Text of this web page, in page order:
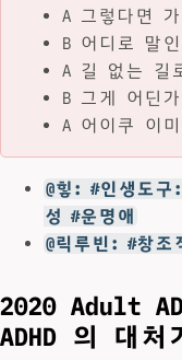
A 그렇다면
B 어디로 말
A 길 없는 길
B 그게 어딘
A 어이쿠 이
@힣: #인생도
성 #운명애
@릭루빈: #창
2020 Adult
ADHD 의 대처